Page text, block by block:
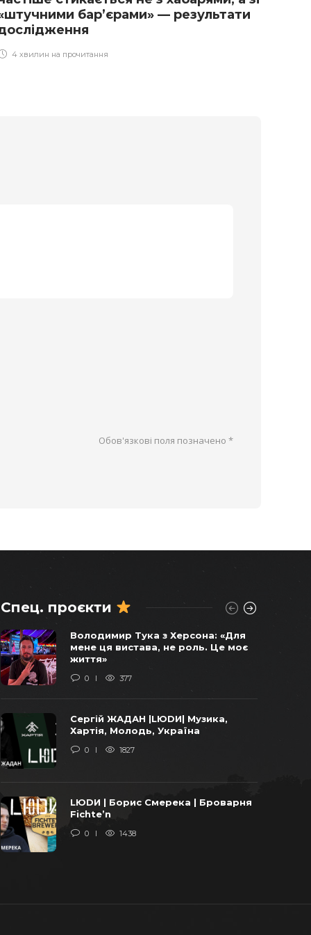
бар’єрами» — результати
4 хвилин на прочитання
Обов'язкові поля позначено *
Віктор Балога погоджував
продаж останніх українських
бомбардувальників у 2011 році –
«Віджати» Карпати: уроки бізнесу
У закарпатській громаді
кошти та за завищеними цінами на
Спец. проєкти
Володимир Тука з Херсона: «Для
мене ця вистава, не роль. Це моє
життя»
0 377
Сергій ЖАДАН |LЮDИ| Музика,
Хартія, Молодь, Україна
0 1827
LЮDИ | Борис Смерека | Броварня
Fichte’n
0 1438